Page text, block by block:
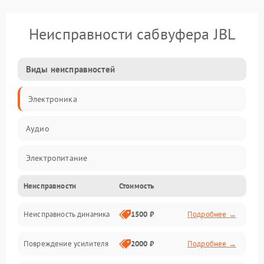
Неисправности сабвуфера JBL
Виды неисправностей
Электроника
Аудио
Электропитание
Электронные компоненты
Механика
Управление
Неисправности Стоимость
Неисправность динамика 1500 ₽ Подробнее →
Повреждение усилителя 2000 ₽ Подробнее →